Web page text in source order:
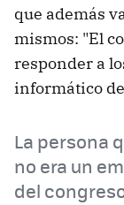
que además
mismos: "El
responder a
informático de
La persona
no era un
del